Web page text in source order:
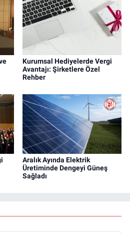
Kurumsal Hediyelerde Vergi
Avantajı: Şirketlere Özel
Rehber
Aralık Ayında Elektrik
Üretiminde Dengeyi Güneş
Sağladı